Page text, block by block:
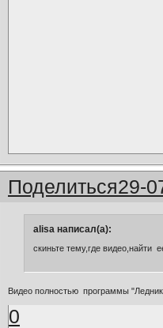
Поделиться29-
alisa написал(а):
скиньте тему,где видео,найти
Видео полностью программы
0